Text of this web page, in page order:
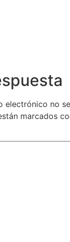
electrónico no
marcados